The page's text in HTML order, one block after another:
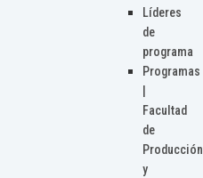
Líderes
de
programa
Programas
Facultad
de
Producción
y